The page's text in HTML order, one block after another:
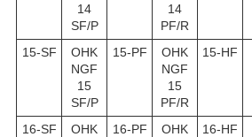
14
SF/P
14
PF/R
15-SF
OHK
NGF
15
SF/P
15-PF
OHK
NGF
15
PF/R
15-HF
16-SF
OHK
16-PF
OHK
16-HF